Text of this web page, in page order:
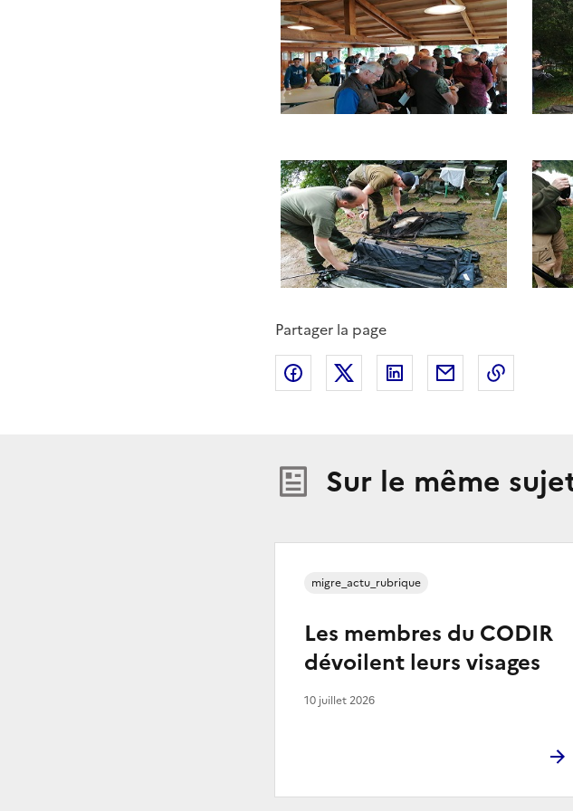
Partager la page
Partager sur Facebook
Partager sur XPartager sur LinkedIn
Partager parCopier
Sur le même
Les membres du CODIR
dévoilent leurs visages
migre_actu_rubrique
10 juillet 2026